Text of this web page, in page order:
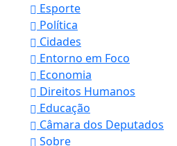
Esporte
Política
Cidades
Entorno em Foco
Economia
Direitos Humanos
Educação
Câmara dos Deputados
Sobre